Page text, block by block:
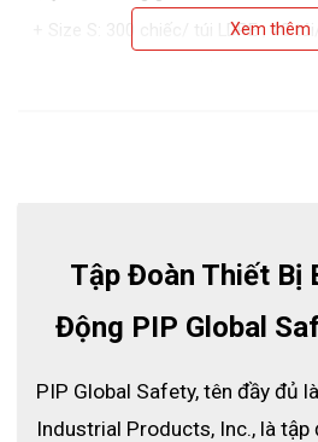
+ Size S: 300 chiếc/ túi LDPE ; 40 túi/
Xem thêm
Tập Đoàn Thiết Bị
Động PIP Global
PIP Global Safety, tên đầy đủ
Industrial Products, Inc., là tập